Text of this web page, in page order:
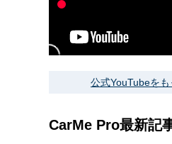
公式YouTubeを
CarMe Pro最新記